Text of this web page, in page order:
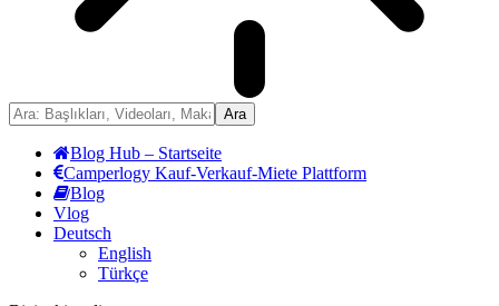
Blog Hub – Startseite
Camperlogy Kauf-Verkauf-Miete Plattform
Blog
Vlog
Deutsch
English
Türkçe